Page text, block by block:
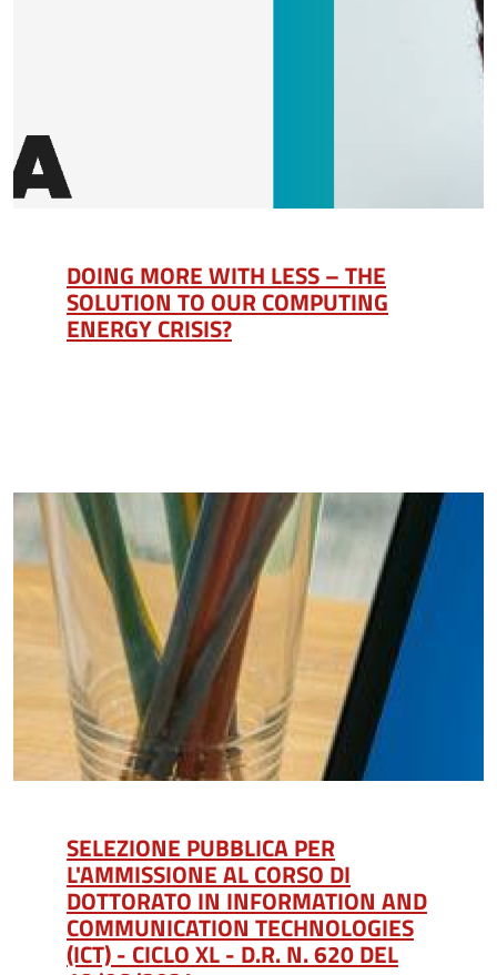
DOING MORE WITH LESS – THE
SOLUTION TO OUR COMPUTING
ENERGY CRISIS?
SELEZIONE PUBBLICA PER
L'AMMISSIONE AL CORSO DI
DOTTORATO IN INFORMATION AND
COMMUNICATION TECHNOLOGIES
(ICT) - CICLO XL - D.R. N. 620 DEL